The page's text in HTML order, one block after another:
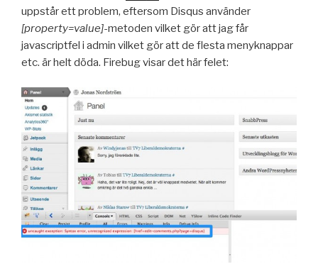
uppstår ett problem, eftersom Disqus använder
[property=value]-metoden vilket gör att jag får
javascriptfel i admin vilket gör att de flesta menyknappar
etc. är helt döda. Firebug visar det här felet: